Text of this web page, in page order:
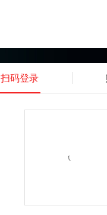
扫码登录